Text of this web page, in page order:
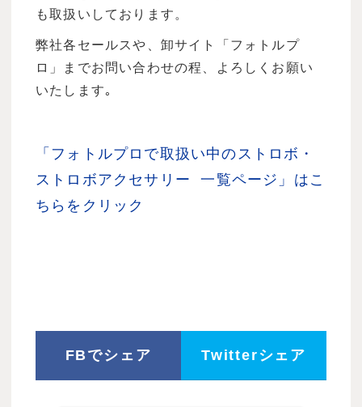
も取扱いしております。
弊社各セールスや、卸サイト「フォトルプ
ロ」までお問い合わせの程、よろしくお願い
いたします｡
「フォトルプロで取扱い中のストロボ・
ストロボアクセサリー 一覧ページ」はこ
ちらをクリック
FBでシェア Twitterシェア